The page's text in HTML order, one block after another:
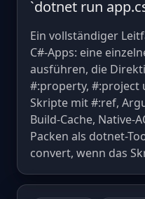
`dotnet run
Ein vollständiger
C#-Apps: eine
ausführen, die
#:property, #:project
Skripte mit #:ref,
Build-Cache, Native-
Packen als dotnet-
convert, wenn das